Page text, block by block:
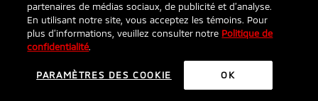
partenaires de médias sociaux, de publicité et d’analyse.
En utilisant notre site, vous acceptez les témoins. Pour
plus d’informations, veuillez consulter notre Politique de
confidentialité.
PARAMÈTRES DES COOKIE OK